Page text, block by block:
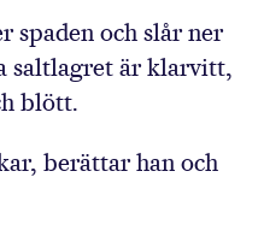
spaden och slår ner
saltlagret är klarvitt,
blött.
berättar han och